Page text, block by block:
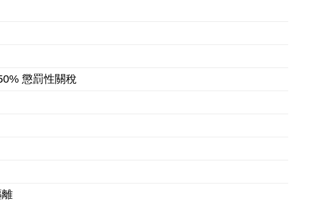
懲罰性關稅